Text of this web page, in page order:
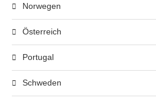
Norwegen
Österreich
Portugal
Schweden